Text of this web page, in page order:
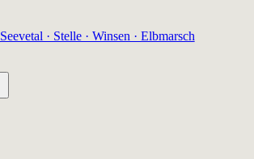
Seevetal · Stelle · Winsen · Elbmarsch